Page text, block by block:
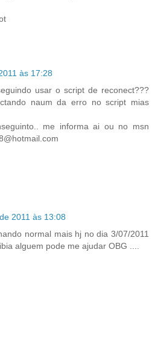
às 17:28
usar o script de reconect???
naum da erro no script mias
me informa ai ou no msn
2011 às 13:08
normal mais hj no dia 3/07/2011
alguem pode me ajudar OBG ....